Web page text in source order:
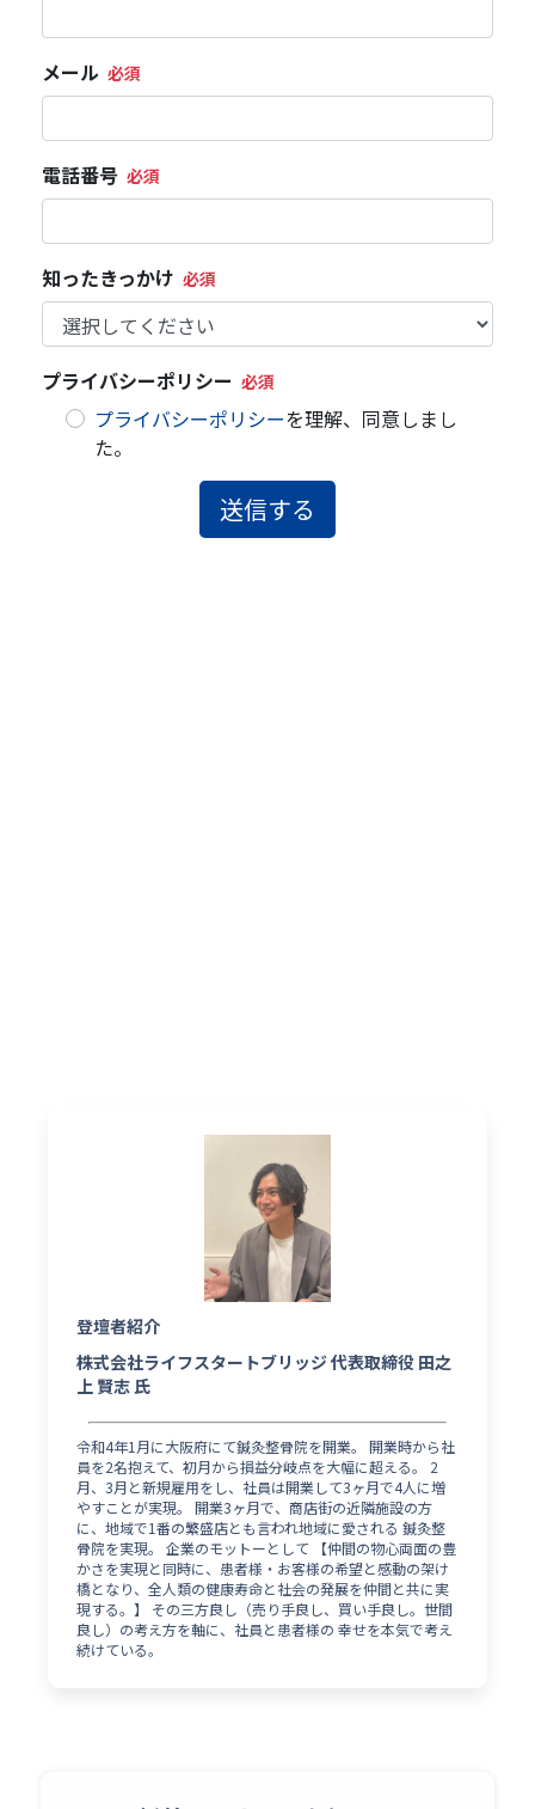
登壇者紹介
株式会社ライフスタートブリッジ 代表取締役 田之
上 賢志 氏
令和4年1月に大阪府にて鍼灸整骨院を開業。 開業時から社
員を2名抱えて、初月から損益分岐点を大幅に超える。 2
月、3月と新規雇用をし、社員は開業して3ヶ月で4人に増
やすことが実現。 開業3ヶ月で、商店街の近隣施設の方
に、地域で1番の繁盛店とも言われ地域に愛される 鍼灸整
骨院を実現。 企業のモットーとして 【仲間の物心両面の豊
かさを実現と同時に、患者様・お客様の希望と感動の架け
橋となり、全人類の健康寿命と社会の発展を仲間と共に実
現する。】 その三方良し（売り手良し、買い手良し。世間
良し）の考え方を軸に、社員と患者様の 幸せを本気で考え
続けている。